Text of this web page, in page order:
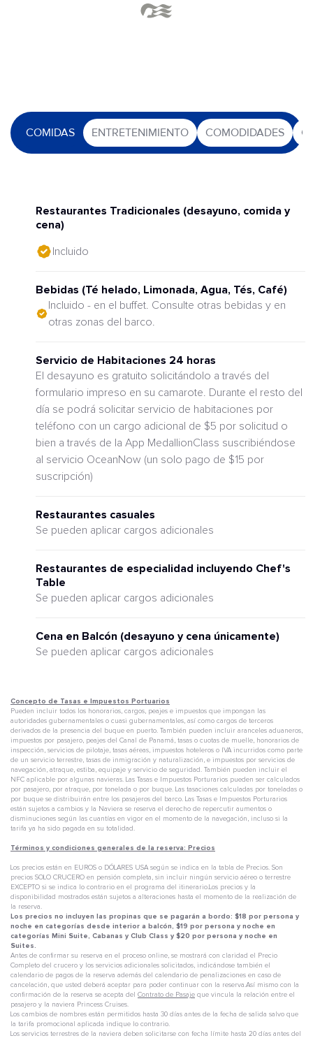
COMIDAS ENTRETENIMIENTO COMODIDADES
Restaurantes Tradicionales (desayuno, comida y
cena)
Incluido
Bebidas (Té helado, Limonada, Agua, Tés, Café)
Incluido - en el buffet. Consulte otras bebidas y en
otras zonas del barco.
Servicio de Habitaciones 24 horas
El desayuno es gratuito solicitándolo a través del
formulario impreso en su camarote. Durante el resto del
día se podrá solicitar servicio de habitaciones por
teléfono con un cargo adicional de $5 por solicitud o
bien a través de la App MedallionClass suscribiéndose
al servicio OceanNow (un solo pago de $15 por
suscripción)
Restaurantes casuales
Se pueden aplicar cargos adicionales
Restaurantes de especialidad incluyendo Chef's
Table
Se pueden aplicar cargos adicionales
Cena en Balcón (desayuno y cena únicamente)
Se pueden aplicar cargos adicionales
Concepto de Tasas e Impuestos Portuarios
Pueden incluir todos los honorarios, cargos, peajes e impuestos que impongan las
autoridades gubernamentales o cuasi gubernamentales, así como cargos de terceros
derivados de la presencia del buque en puerto. También pueden incluir aranceles aduaneros,
impuestos por pasajero, peajes del Canal de Panamá, tasas o cuotas de muelle, honorarios de
inspección, servicios de pilotaje, tasas aéreas, impuestos hoteleros o IVA incurridos como parte
de un servicio terrestre, tasas de inmigración y naturalización, e impuestos por servicios de
navegación, atraque, estiba, equipaje y servicio de seguridad. También pueden incluir el
NFC aplicable por algunas navieras. Las Tasas e Impuestos Porturarios pueden ser calculados
por pasajero, por atraque, por tonelada o por buque. Las tasaciones calculadas por toneladas o
por buque se distribuirán entre los pasajeros del barco. Las Tasas e Impuestos Porturarios
están sujetos a cambios y la Naviera se reserva el derecho de repercutir aumentos o
disminuciones según las cuantías en vigor en el momento de la navegación, incluso si la
tarifa ya ha sido pagada en su totalidad.
Términos y condiciones generales de la reserva: Precios
Los precios están en EUROS o DÓLARES USA según se indica en la tabla de Precios. Son
precios SOLO CRUCERO en pensión completa, sin incluir ningún servicio aéreo o terrestre
EXCEPTO si se indica lo contrario en el programa del itinerario.Los precios y la
disponibilidad mostrados están sujetos a alteraciones hasta el momento de la realización de
la reserva.
Los precios no incluyen las propinas que se pagarán a bordo: $18 por persona y
noche en categorías desde interior a balcón, $19 por persona y noche en
categorías Mini Suite, Cabanas y Club Class y $20 por persona y noche en
Suites.
Antes de confirmar su reserva en el proceso online, se mostrará con claridad el Precio
Completo del crucero y los servicios adicionales solicitados, indicándose también el
calendario de pagos de la reserva además del calendario de penalizaciones en caso de
cancelación, que usted deberá aceptar para poder continuar con la reserva.Así mismo con la
confirmación de la reserva se acepta del Contrato de Pasaje que vincula la relación entre el
pasajero y la naviera Princess Cruises.
Los cambios de nombres están permitidos hasta 30 días antes de la fecha de salida salvo que
la tarifa promocional aplicada indique lo contrario.
Los servicios terrestres de la naviera deben solicitarse con fecha límite hasta 20 días antes del